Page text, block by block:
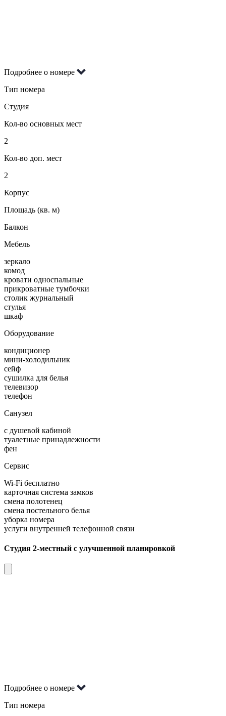
Подробнее о номере
Тип номера
Студия
Кол-во основных мест
2
Кол-во доп. мест
2
Корпус
Площадь (кв. м)
Балкон
Мебель
зеркало
комод
кровати односпальные
прикроватные тумбочки
столик журнальный
стулья
шкаф
Оборудование
кондиционер
мини-холодильник
сейф
сушилка для белья
телевизор
телефон
Санузел
с душевой кабиной
туалетные принадлежности
фен
Сервис
Wi-Fi бесплатно
карточная система замков
смена полотенец
смена постельного белья
уборка номера
услуги внутренней телефонной связи
Студия 2-местный с улучшенной планировкой
Подробнее о номере
Тип номера